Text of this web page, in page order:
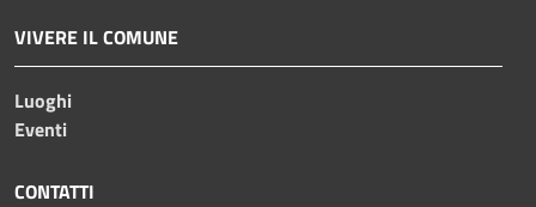
VIVERE IL COMUNE
Luoghi
Eventi
CONTATTI